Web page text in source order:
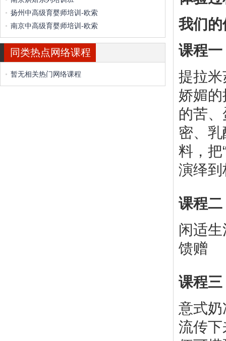
扬州中高级育婴师培训-欧索
南京中高级育婴师培训-欧索
同类热点网络课程
暂无相关热门网络课程
我们
课程
提拉
娇媚
的苦
密、
料，把
演绎
课程
闲适
馈赠
课程
意式
流传